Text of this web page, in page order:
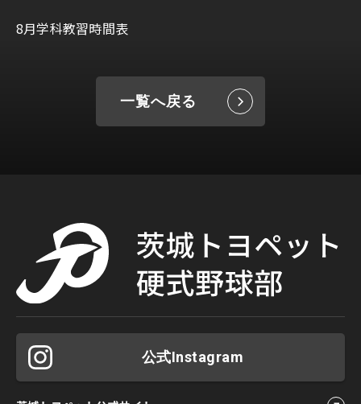
8月学科教習時間表
一覧へ戻る
公式Instagram